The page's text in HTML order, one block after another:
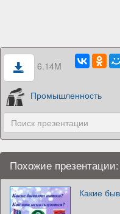
6.14M
Промышленность
Похожие презентации:
Какие